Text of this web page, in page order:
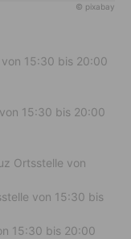
© pixabay
15:30 bis 20:00
15:30 bis 20:00
Ortsstelle von
von 15:30 bis
15:30 bis 20:00